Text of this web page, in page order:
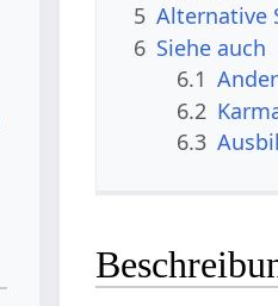
5 Alternative
6 Siehe auch
6.1
6.2
6.3